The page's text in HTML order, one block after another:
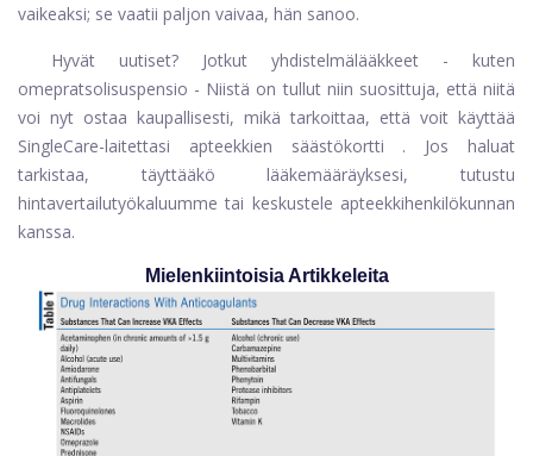
vaikeaksi; se vaatii paljon vaivaa, hän sanoo.
Hyvät uutiset? Jotkut yhdistelmälääkkeet - kuten
omepratsolisuspensio - Niistä on tullut niin suosittuja, että niitä
voi nyt ostaa kaupallisesti, mikä tarkoittaa, että voit käyttää
SingleCare-laitettasi
apteekkien säästökortti
. Jos haluat
tarkistaa, täyttääkö lääkemääräyksesi,
tutustu
hintavertailutyökaluumme tai keskustele apteekkihenkilökunnan
kanssa.
Mielenkiintoisia Artikkeleita